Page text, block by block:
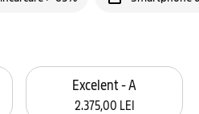
Excelent - A
2.375,00 LEI